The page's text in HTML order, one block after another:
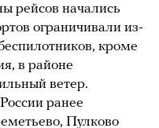
рейсов начались
ограничивали из-
кроме
в районе
ветер.
ранее
Пулково